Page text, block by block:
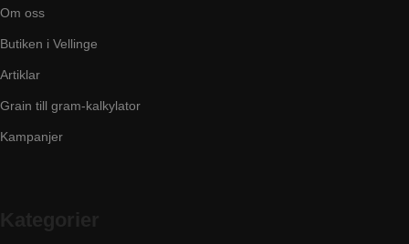
Om oss
Butiken i Vellinge
Artiklar
Grain till gram-kalkylator
Kampanjer